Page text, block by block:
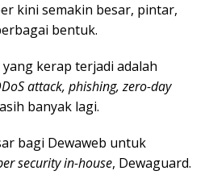
kini semakin besar, pintar,
bentuk.
kerap terjadi adalah
attack, phishing, zero-day
banyak lagi.
bagi Dewaweb untuk
security in-house, Dewaguard.